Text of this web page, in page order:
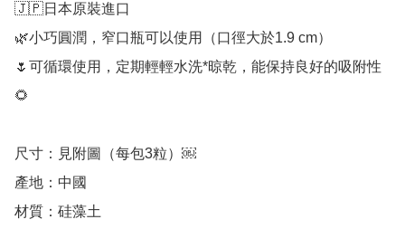
🇯🇵日本原裝進口
🌿小巧圓潤，窄口瓶可以使用（口徑大於1.9 cm）
🌷可循環使用，定期輕輕水洗*晾乾，能保持良好的吸附性
🌻
尺寸：見附圖（每包3粒）￼
產地：中國
材質：硅藻土